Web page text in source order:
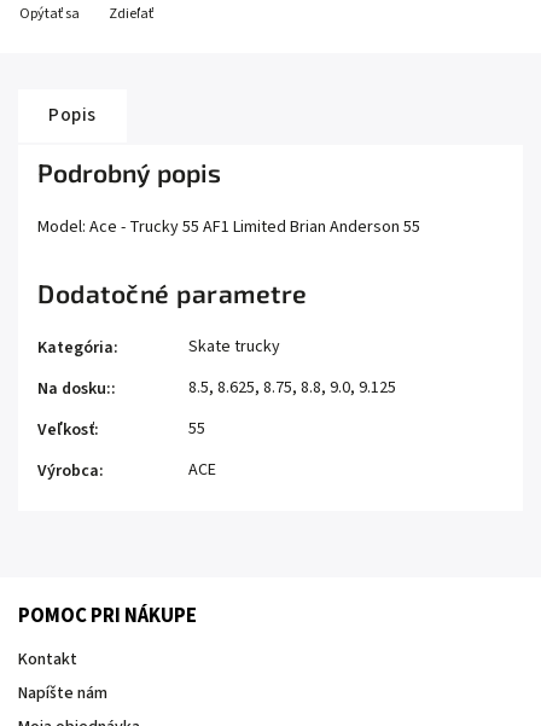
Opýtať sa Zdieľať
Popis
Podrobný popis
Model: Ace - Trucky 55 AF1 Limited Brian Anderson 55
Dodatočné parametre
Kategória:
Skate trucky
Na dosku::
8.5, 8.625, 8.75, 8.8, 9.0, 9.125
Veľkosť:
55
Výrobca: ACE
POMOC PRI NÁKUPE
Kontakt
Napíšte nám